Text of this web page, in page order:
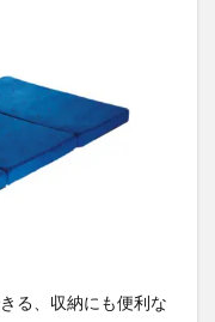
る、収納にも便利な